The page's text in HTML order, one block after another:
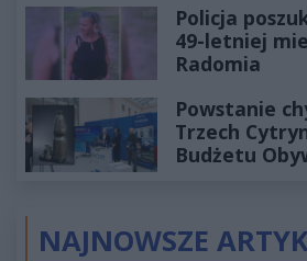
Policja
49-letniej
Radomia
Powstanie
Trzech
Budżetu
NAJNOWSZE